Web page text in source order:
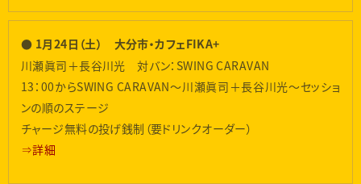
● 1月24日（土） 大分市・カフェFIKA+
川瀬眞司＋長谷川光 対バン：SWING CARAVAN
13：00からSWING CARAVAN〜川瀬眞司＋長谷川光〜セッショ
ンの順のステージ
チャージ無料の投げ銭制（要ドリンクオーダー）
⇒詳細